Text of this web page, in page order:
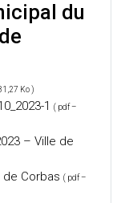
du
Ko )
1
( pdf –
– Ville de
de Corbas ( pdf –